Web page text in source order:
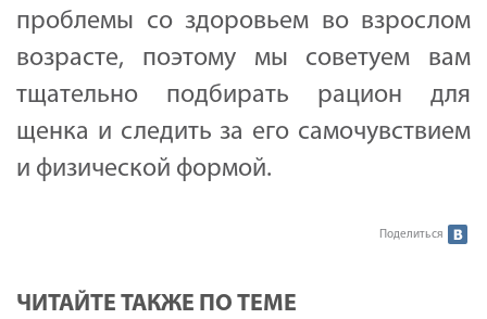
проблемы со здоровьем во взрослом
возрасте, поэтому мы советуем вам
тщательно подбирать рацион для
щенка и следить за его самочувствием
и физической формой.
Поделиться
ЧИТАЙТЕ ТАКЖЕ ПО ТЕМЕ